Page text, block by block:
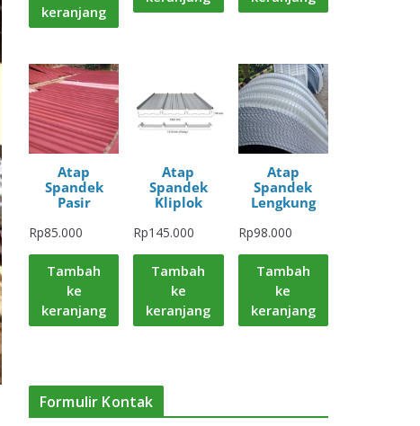
keranjang
Atap
Spandek
Pasir
Rp85.000
Tambah
ke
keranjang
Atap
Spandek
Kliplok
Rp145.000
Tambah
ke
keranjang
Atap
Spandek
Lengkung
Rp98.000
Tambah
ke
keranjang
Formulir Kontak